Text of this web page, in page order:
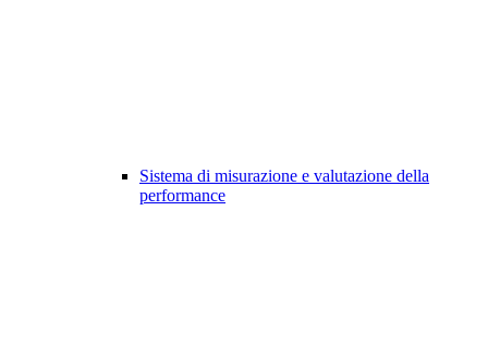
Sistema di misurazione e valutazione della
performance